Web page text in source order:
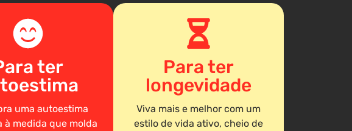
ter
uma autoestima
à medida que molda
Para ter
longevidade
Viva mais e melhor com um
estilo de vida ativo, cheio de